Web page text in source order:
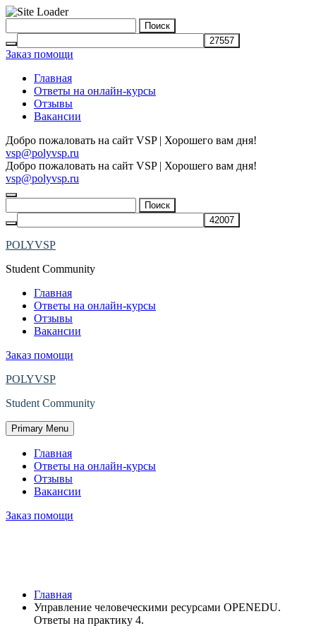
to
content
Заказ помощи
Главная
Ответы на онлайн-курсы
Отзывы
Вакансии
Добро пожаловать на сайт VSP | Хорошего вам дня!
vsp@polyvsp.ru
Добро пожаловать на сайт VSP | Хорошего вам дня!
vsp@polyvsp.ru
POLYVSP
Student Community
Главная
Ответы на онлайн-курсы
Отзывы
Вакансии
Заказ помощи
POLYVSP
Student Community
Primary Menu
Главная
Ответы на онлайн-курсы
Отзывы
Вакансии
Заказ помощи
Главная
Управление человеческими ресурсами OPENEDU.
Ответы на практику 4.